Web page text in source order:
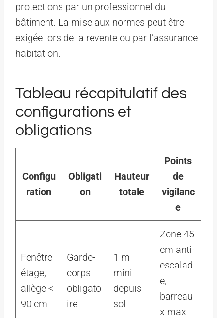
protections par un professionnel du
bâtiment. La mise aux normes peut être
exigée lors de la revente ou par l’assurance
habitation.
Tableau récapitulatif des
configurations et
obligations
Configu
ration
Obligati
on
Hauteur
totale
Points
de
vigilanc
e
Fenêtre
étage,
allège <
90 cm
Garde-
corps
obligato
ire
1 m
mini
depuis
sol
Zone 45
cm anti-
escalad
e,
barreau
x max